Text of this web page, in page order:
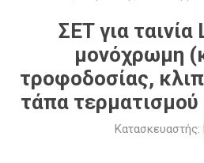
ΣΕΤ για
μονόχρωμη
τροφοδοσίας,
τάπα
Κατασκευαστής: